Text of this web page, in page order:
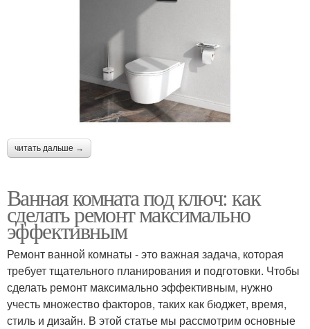
читать дальше →
Ванная комната под ключ: как
сделать ремонт максимально
эффективным
Ремонт ванной комнаты - это важная задача, которая
требует тщательного планирования и подготовки. Чтобы
сделать ремонт максимально эффективным, нужно
учесть множество факторов, таких как бюджет, время,
стиль и дизайн. В этой статье мы рассмотрим основные